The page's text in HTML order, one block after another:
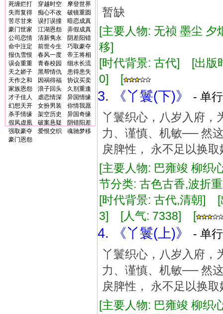
死缠烂打
穿越时空
摩登世界
失而复得
痴心不改
破镜重圆
苦尽甘来
误打误撞
暗恋成真
豪门世家
江湖恩怨
弄假成真
公司恋情
清新隽永
阴差阳错
命中注定
前世今生
巧取豪夺
报仇雪恨
春风一度
帝王将相
误会重重
青春校园
细水长流
天之娇子
黑帮情仇
患得患失
天作之和
因祸得福
协议买卖
家族恩怨
浪子回头
久别重逢
才子佳人
虐恋情深
异国情缘
幻想天开
女扮男装
你情我愿
杀手情缘
架空历史
异国奇缘
假凤虚凰
破案悬疑
阴错阳差
强取豪夺
爱恨交织
魂驰梦移
豪门恩怨
暂缺
[主要人物: 无祯 墨尘
移]
[时代背景: 古代] [出
0] [
3. 《丫鬟(下)》
- 单
丫鬟织心，八岁入府，
力、谨慎、机敏── 然
戾脾性， 永不足以换
[主要人物: 巴雍竣 柳
节分类: 古色古香,波
[时代背景: 古代,清朝]
3] [人气: 7338] [
4. 《丫鬟(上)》
- 单
丫鬟织心，八岁入府，
力、谨慎、机敏── 然
戾脾性， 永不足以换
[主要人物: 巴雍竣 柳